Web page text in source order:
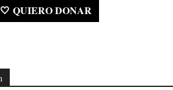
🤍 QUIERO DONAR